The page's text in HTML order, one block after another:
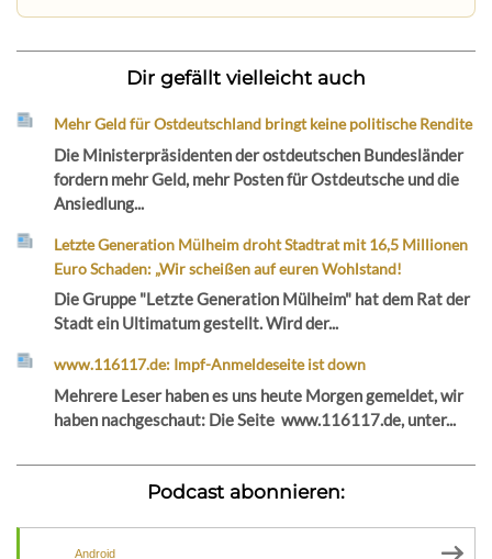
Dir gefällt vielleicht auch
Mehr Geld für Ostdeutschland bringt keine politische Rendite
Die Ministerpräsidenten der ostdeutschen Bundesländer
fordern mehr Geld, mehr Posten für Ostdeutsche und die
Ansiedlung...
Letzte Generation Mülheim droht Stadtrat mit 16,5 Millionen
Euro Schaden: „Wir scheißen auf euren Wohlstand!
Die Gruppe "Letzte Generation Mülheim" hat dem Rat der
Stadt ein Ultimatum gestellt. Wird der...
www.116117.de: Impf-Anmeldeseite ist down
Mehrere Leser haben es uns heute Morgen gemeldet, wir
haben nachgeschaut: Die Seite www.116117.de, unter...
Podcast abonnieren:
Android